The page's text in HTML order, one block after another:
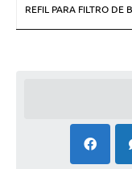
REFIL PARA FILTRO DE